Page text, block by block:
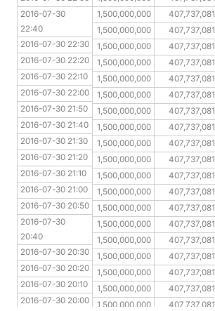
2016-07-30 22:40
1,500,000,000 407,737,081
2016-07-30 22:30
1,500,000,000 407,737,081
2016-07-30 22:20
1,500,000,000 407,737,081
2016-07-30 22:10
1,500,000,000 407,737,081
2016-07-30 22:00
1,500,000,000 407,737,081
2016-07-30 21:50
1,500,000,000 407,737,081
2016-07-30 21:40
1,500,000,000 407,737,081
2016-07-30 21:30
1,500,000,000 407,737,081
2016-07-30 21:20
1,500,000,000 407,737,081
2016-07-30 21:10
1,500,000,000 407,737,081
2016-07-30 21:00
1,500,000,000 407,737,081
2016-07-30 20:50
1,500,000,000 407,737,081
2016-07-30 20:40
1,500,000,000 407,737,081
2016-07-30 20:30
1,500,000,000 407,737,081
2016-07-30 20:20
1,500,000,000 407,737,081
2016-07-30 20:10
1,500,000,000 407,737,081
2016-07-30 20:00
1,500,000,000 407,737,081
2016-07-30 19:50
1,500,000,000 407,737,081
2016-07-30 19:40
1,500,000,000 407,737,081
2016-07-30
22:40
2016-07-30 22:30
2016-07-30 22:20
2016-07-30 22:10
2016-07-30 22:00
2016-07-30 21:50
2016-07-30 21:40
2016-07-30 21:30
2016-07-30 21:20
2016-07-30 21:10
2016-07-30 21:00
2016-07-30 20:50
2016-07-30
20:40
2016-07-30 20:30
2016-07-30 20:20
2016-07-30 20:10
2016-07-30 20:00